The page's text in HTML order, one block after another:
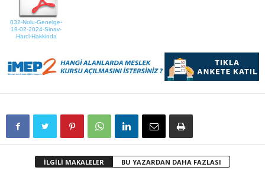
032-Nolu-Genelge-
19-02-2024-Sinav-
Harci-Hakkinda
İLGİLİ MAKALELER BU YAZARDAN DAHA FAZLASI